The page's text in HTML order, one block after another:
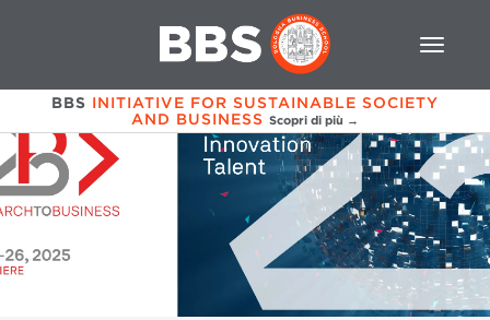
BBS INITIATIVE FOR SUSTAINABLE SOCIETY
AND BUSINESS Scopri di più →